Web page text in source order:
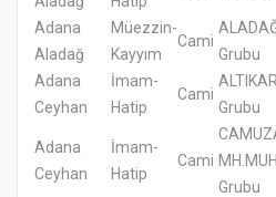
Adana
Aladağ
Müezzin-
Kayyım
Cami
Grubu
Adana
Ceyhan
İmam-
Hatip
Cami
Grubu
Adana
Ceyhan
İmam-
Hatip
Cami
Grubu